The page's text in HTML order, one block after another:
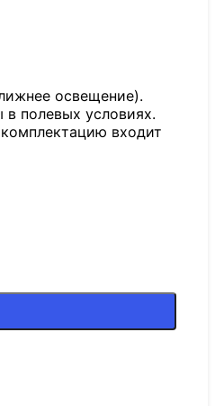
освещение).
полевых условиях.
входит